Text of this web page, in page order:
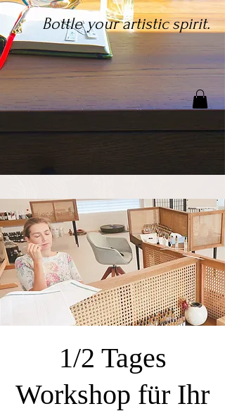
Bottle your artistic spirit.
1/2 Tages
Workshop für Ihr